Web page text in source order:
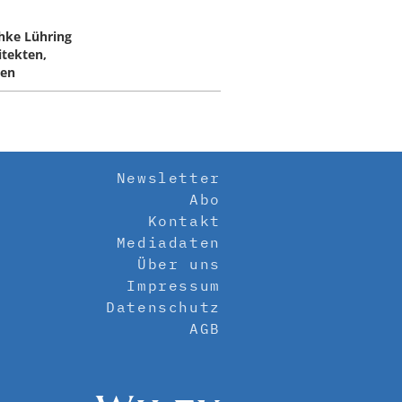
Lühring
Newsletter
Abo
Kontakt
Mediadaten
Über uns
Impressum
Datenschutz
AGB